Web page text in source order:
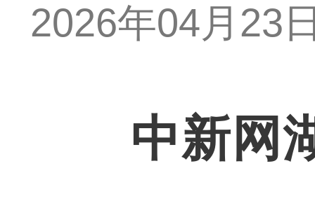
2026年04月23
中新网